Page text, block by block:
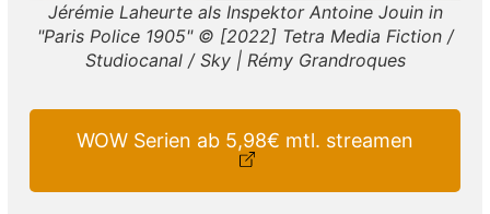
Jérémie Laheurte als Inspektor Antoine Jouin in
"Paris Police 1905" © [2022] Tetra Media Fiction /
Studiocanal / Sky | Rémy Grandroques
WOW Serien ab 5,98€ mtl. streamen